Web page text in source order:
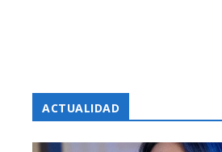
ACTUALIDAD